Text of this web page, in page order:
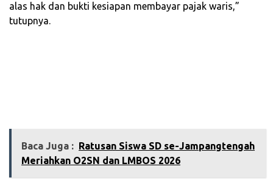
alas hak dan bukti kesiapan membayar pajak waris,”
tutupnya.
Baca Juga : ‎Ratusan Siswa SD se-Jampangtengah
Meriahkan O2SN dan LMBOS 2026‎